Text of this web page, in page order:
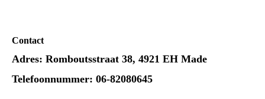
Contact
Adres: Romboutsstraat 38, 4921 EH Made
Telefoonnummer: 06-82080645